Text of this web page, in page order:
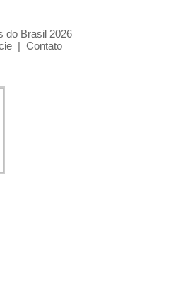
do Brasil 2026
| Contato